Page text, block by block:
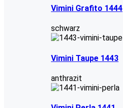
Vimini Grafito 1444
schwarz
Vimini Taupe 1443
anthrazit